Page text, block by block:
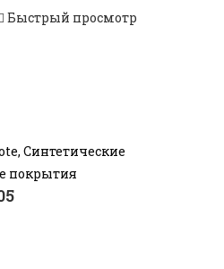
Быстрый просмотр
,Синтетические
покрытия